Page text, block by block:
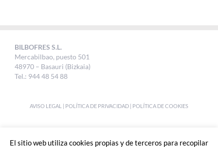
BILBOFRES S.L.
Mercabilbao, puesto 501
48970 – Basauri (Bizkaia)
Tel.: 944 48 54 88
AVISO LEGAL POLÍTICA DE PRIVACIDAD POLÍTICA DE COOKIES
El sitio web utiliza cookies propias y de terceros para recopilar